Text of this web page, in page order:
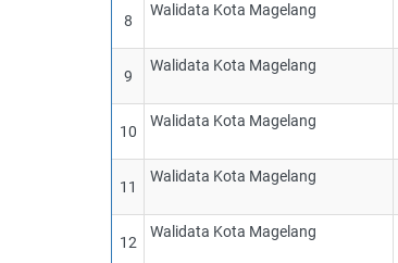
8
Walidata Kota Magelang
9
Walidata Kota Magelang
10
Walidata Kota Magelang
11
Walidata Kota Magelang
12
Walidata Kota Magelang